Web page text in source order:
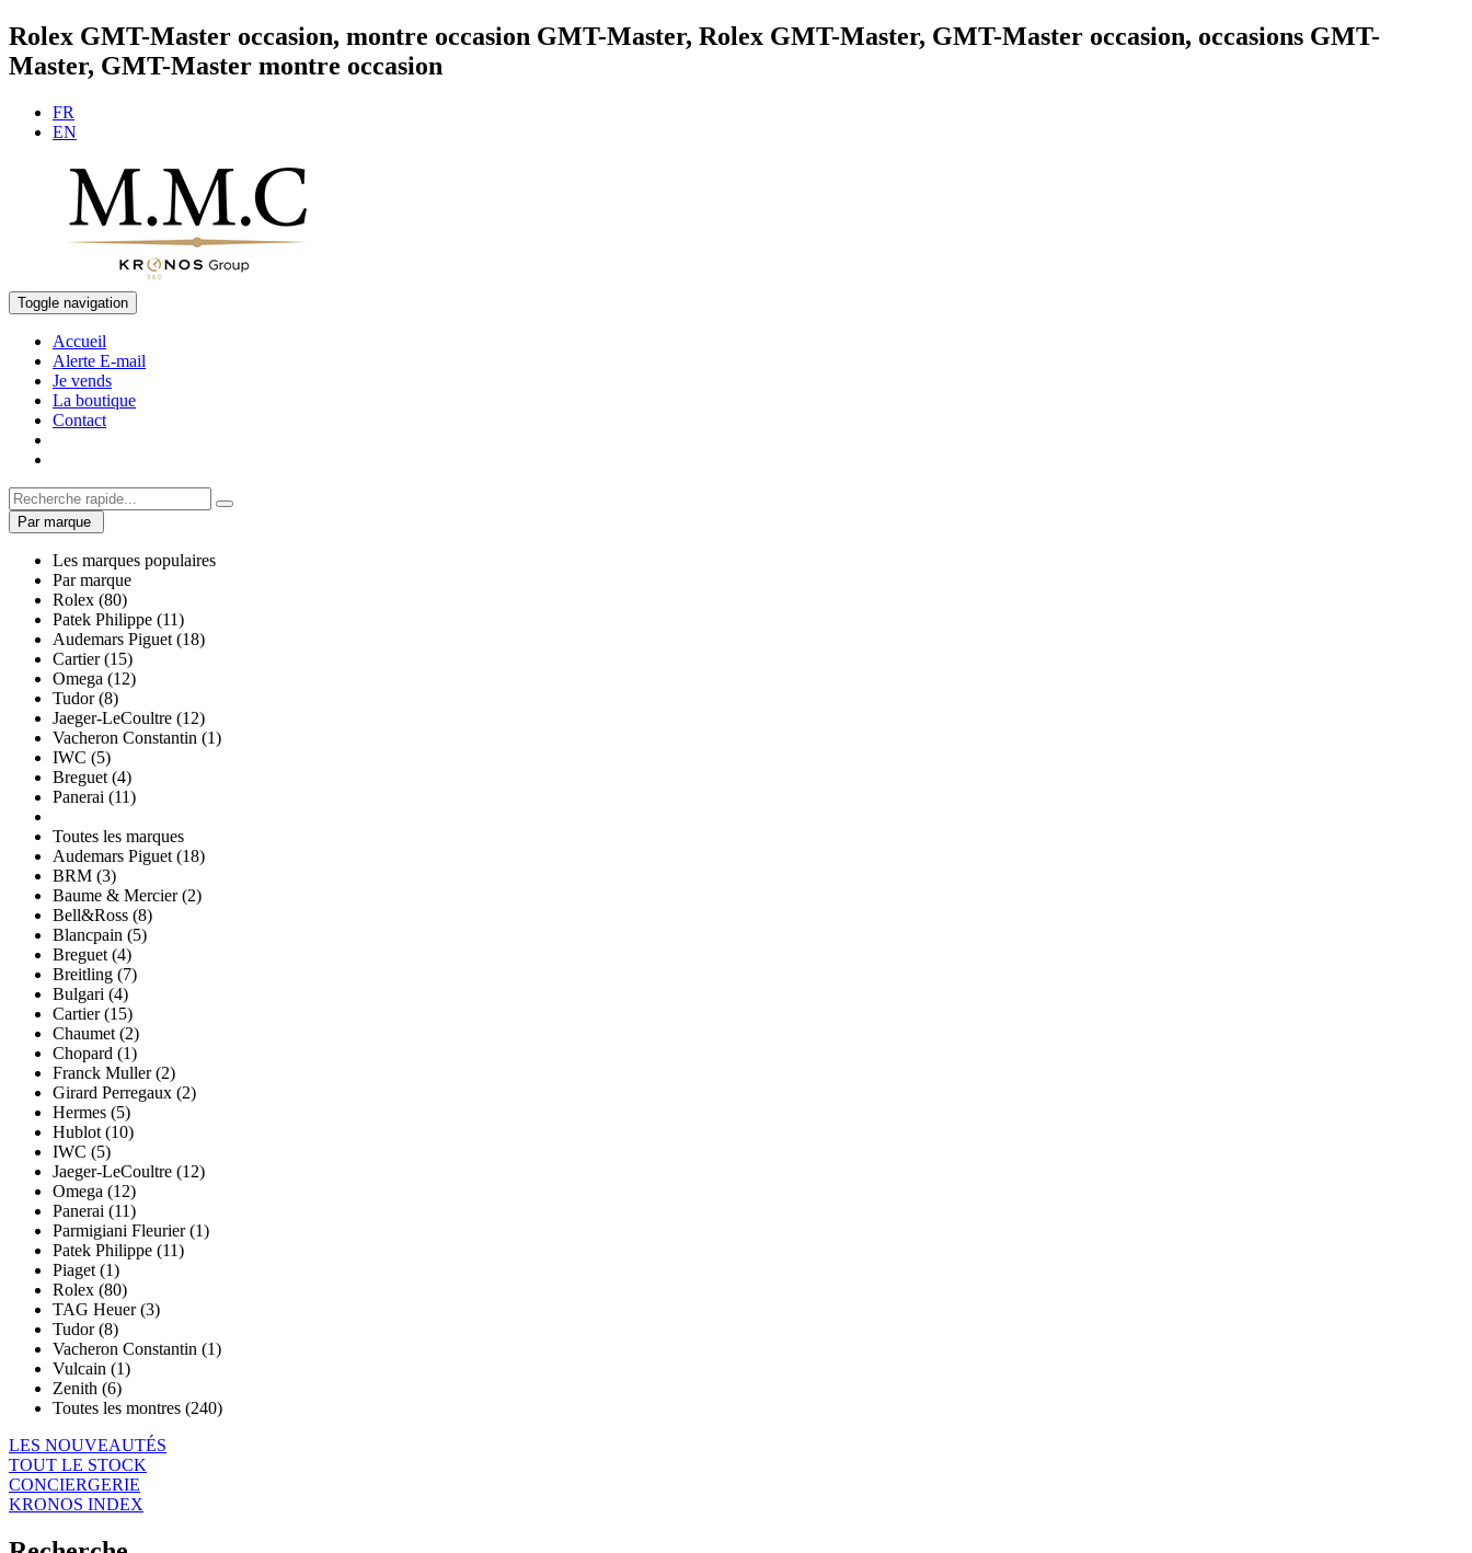
Rolex GMT-Master occasion, montre occasion GMT-Master, Rolex GMT-Master, GMT-Master occasion, occasions GMT-
Master, GMT-Master montre occasion
FR
EN
Toggle navigation
Accueil
Alerte E-mail
Je vends
La boutique
Contact
Par marque
Les marques populaires
Par marque
Rolex (80)
Patek Philippe (11)
Audemars Piguet (18)
Cartier (15)
Omega (12)
Tudor (8)
Jaeger-LeCoultre (12)
Vacheron Constantin (1)
IWC (5)
Breguet (4)
Panerai (11)
Toutes les marques
Audemars Piguet (18)
BRM (3)
Baume & Mercier (2)
Bell&Ross (8)
Blancpain (5)
Breguet (4)
Breitling (7)
Bulgari (4)
Cartier (15)
Chaumet (2)
Chopard (1)
Franck Muller (2)
Girard Perregaux (2)
Hermes (5)
Hublot (10)
IWC (5)
Jaeger-LeCoultre (12)
Omega (12)
Panerai (11)
Parmigiani Fleurier (1)
Patek Philippe (11)
Piaget (1)
Rolex (80)
TAG Heuer (3)
Tudor (8)
Vacheron Constantin (1)
Vulcain (1)
Zenith (6)
Toutes les montres (240)
LES NOUVEAUTÉS
TOUT LE STOCK
CONCIERGERIE
KRONOS INDEX